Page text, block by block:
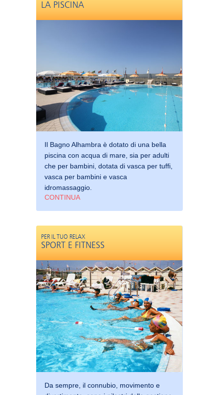
LA PISCINA
Il Bagno Alhambra è dotato di una bella
piscina con acqua di mare, sia per adulti
che per bambini, dotata di vasca per tuffi,
vasca per bambini e vasca
idromassaggio.
CONTINUA
PER IL TUO RELAX
SPORT E FITNESS
Da sempre, il connubio, movimento e